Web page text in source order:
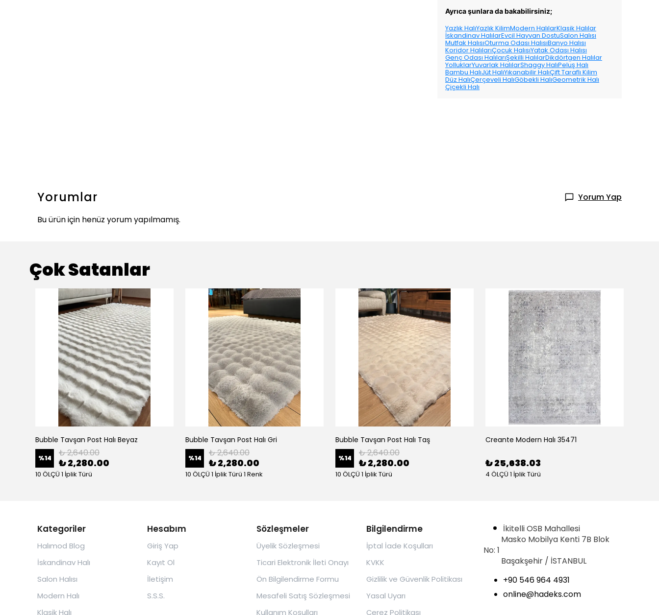
Ayrıca şunlara da bakabilirsiniz;
Yazlık HalıYazlık KilimModern HalılarKlasik Halılar
İskandinav HalılarEvcil Hayvan DostuSalon Halısı
Mutfak HalısıOturma Odası HalısıBanyo Halısı
Koridor HalılarıÇocuk HalısıYatak Odası Halısı
Genç Odası HalılarıŞekilli HalılarDikdörtgen Halılar
YolluklarYuvarlak HalılarShaggy HalıPeluş Halı
Bambu HalıJüt HalıYıkanabilir HalıÇift Taraflı Kilim
Düz HalıÇerçeveli HalıGöbekli HalıGeometrik Halı
Çiçekli Halı
Yorumlar
Yorum Yap
Bu ürün için henüz yorum yapılmamış.
Çok Satanlar
Bubble Tavşan Post Halı Beyaz
%14 ₺ 2,640.00
₺ 2,280.00
10 ÖLÇÜ 1 İplik Türü
Bubble Tavşan Post Halı Gri
%14 ₺ 2,640.00
₺ 2,280.00
10 ÖLÇÜ 1 İplik Türü 1 Renk
Bubble Tavşan Post Halı Taş
%14 ₺ 2,640.00
₺ 2,280.00
10 ÖLÇÜ 1 İplik Türü
Creante Modern Halı 35471
₺ 25,638.03
4 ÖLÇÜ 1 İplik Türü
Kategoriler
Halımod Blog
İskandinav Halı
Salon Halısı
Modern Halı
Klasik Halı
Hesabım
Giriş Yap
Kayıt Ol
İletişim
S.S.S.
Sözleşmeler
Üyelik Sözleşmesi
Ticari Elektronik İleti Onayı
Ön Bilgilendirme Formu
Mesafeli Satış Sözleşmesi
Kullanım Koşulları
Bilgilendirme
İptal İade Koşulları
KVKK
Gizlilik ve Güvenlik Politikası
Yasal Uyarı
Çerez Politikası
İkitelli OSB Mahallesi
Masko Mobilya Kenti 7B Blok
No: 1
Başakşehir / İSTANBUL
+90 546 964 4931
online@hadeks.com